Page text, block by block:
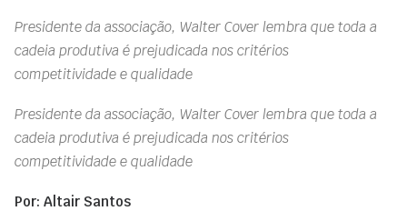
Presidente da associação, Walter Cover lembra que toda a
cadeia produtiva é prejudicada nos critérios
competitividade e qualidade
Presidente da associação, Walter Cover lembra que toda a
cadeia produtiva é prejudicada nos critérios
competitividade e qualidade
Por: Altair Santos